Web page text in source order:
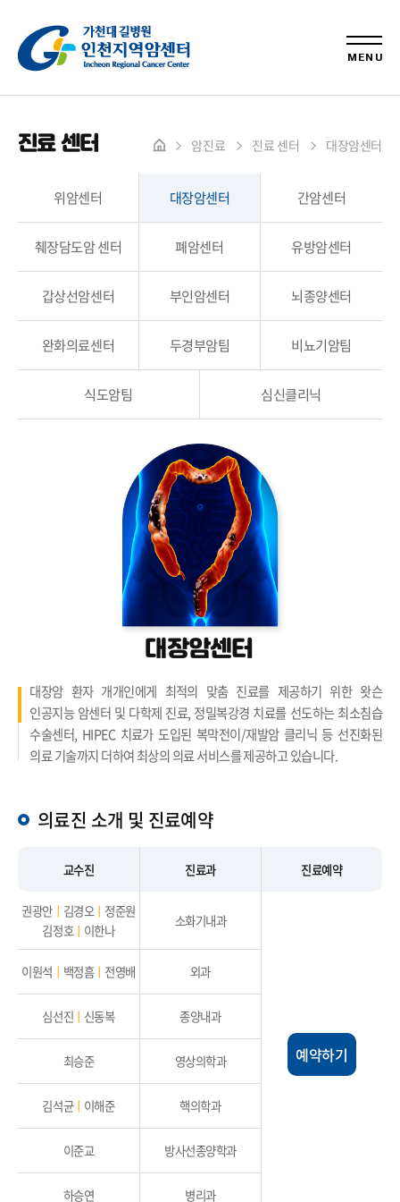
MENU
진료 센터 암진료 진료 센터 대장암센터
위암센터 대장암센터 간암센터
췌장담도암 센터 폐암센터 유방암센터
갑상선암센터 부인암센터 뇌종양센터
완화의료센터 두경부암팀 비뇨기암팀
식도암팀 심신클리닉
대장암센터
대장암 환자 개개인에게 최적의 맞춤 진료를 제공하기 위한 왓슨
인공지능 암센터 및 다학제 진료, 정밀복강경 치료를 선도하는 최소침습
수술센터, HIPEC 치료가 도입된 복막전이/재발암 클리닉 등 선진화된
의료 기술까지 더하여 최상의 의료 서비스를 제공하고 있습니다.
의료진 소개 및 진료예약
교수진 진료과 진료예약
권광안ㅣ 김경오 ㅣ 정준원
김정호 ㅣ 이한나
소화기내과
예약하기
이원석 ㅣ 백정흠ㅣ 전영배 외과
심선진 ㅣ 신동복 종양내과
최승준 영상의학과
김석균ㅣ 이해준 핵의학과
이준교 방사선종양학과
하승연 병리과